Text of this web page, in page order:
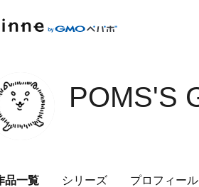
POMS'S
品一覧 シリーズ プロフィール